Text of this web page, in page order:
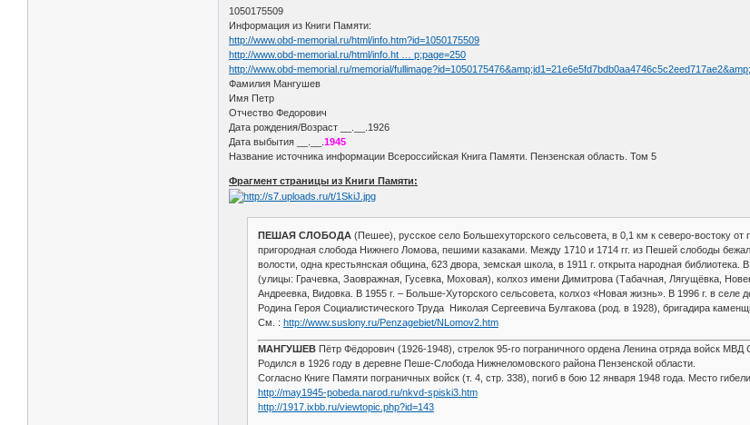
1050175509
Информация из Книги Памяти:
http://www.obd-memorial.ru/html/info.htm?id=1050175509
http://www.obd-memorial.ru/html/info.ht … p;page=250
http://www.obd-memorial.ru/memorial/
Фамилия Мангушев
Имя Петр
Отчество Федорович
Дата рождения/Возраст __.__.1926
Дата выбытия __.__.1945
Название источника информации Всероссийская Книга Памяти. Пензенская область. Том 5
Фрагмент страницы из Книги Памяти:
ПЕШАЯ СЛОБОДА(Пешее), русское село Большехуторского сельсовета, в 0,1 км к северо-востоку
пригородная слобода Нижнего Ломова, пешими казаками. Между 1710 и 1714 гг. из Пешей слободы
волости, одна крестьянская община, 623 двора, земская школа, в 1911 г. открыта народная
(улицы: Грачевка, Заовражная, Гусевка, Моховая), колхоз имени Димитрова (Табачная, Лягущёвка,
Андреевка, Видовка. В 1955 г. – Больше-Хуторского сельсовета, колхоз «Новая жизнь». В 1996 г. в
Родина Героя Социалистического Труда Николая Сергеевича Булгакова (род. в 1928), бригадира
См. : http://www.suslony.ru/Penzagebiet/NLomov2.htm
МАНГУШЕВ Пётр Фёдорович (1926-1948), стрелок 95-го пограничного ордена Ленина отряда войск
Родился в 1926 году в деревне Пеше-Слобода Нижнеломовского района Пензенской области.
Согласно Книге Памяти пограничных войск (т. 4, стр. 338), погиб в бою 12 января 1948 года. Место
http://may1945-pobeda.narod.ru/nkvd-spiski3.htm
http://1917.ixbb.ru/viewtopic.php?id=143